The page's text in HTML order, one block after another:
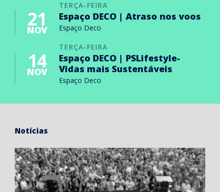
TERÇA-FEIRA
21
NOV
Espaço DECO | Atraso nos voos
Espaço Deco
TERÇA-FEIRA
14
NOV
Espaço DECO | PSLifestyle-
Vidas mais Sustentáveis
Espaço Deco
Notícias